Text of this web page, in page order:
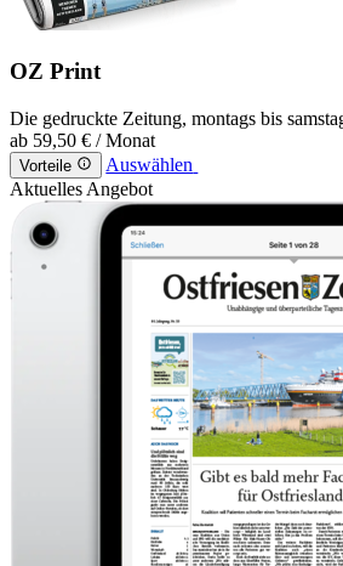
OZ Print
Die gedruckte Zeitung, montags bis
ab 59,50 € / Monat
Vorteile
Auswählen
Aktuelles Angebot